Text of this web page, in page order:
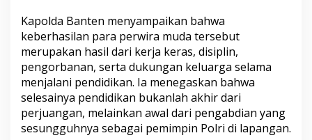
Kapolda Banten menyampaikan bahwa
keberhasilan para perwira muda tersebut
merupakan hasil dari kerja keras, disiplin,
pengorbanan, serta dukungan keluarga selama
menjalani pendidikan. Ia menegaskan bahwa
selesainya pendidikan bukanlah akhir dari
perjuangan, melainkan awal dari pengabdian yang
sesungguhnya sebagai pemimpin Polri di lapangan.